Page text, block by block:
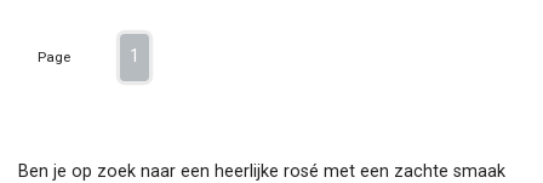
Page 1
Ben je op zoek naar een heerlijke rosé met een zachte smaak